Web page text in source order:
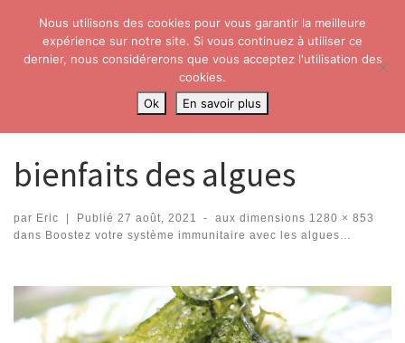
Skip to content
Search
Boostez votre système immunitaire avec les algues…
bienfaits des algues
par Eric | Publié 27 août, 2021 - aux dimensions 1280 × 853
dans Boostez votre système immunitaire avec les algues…
Navigation dans les images
Nous utilisons des cookies pour vous garantir la meilleure
expérience sur notre site. Si vous continuez à utiliser ce
dernier, nous considérerons que vous acceptez l'utilisation des
cookies.
Ok
En savoir plus